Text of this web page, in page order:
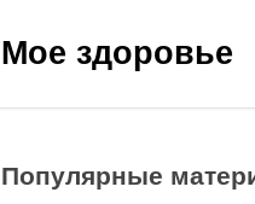
Мое здоровье
Популярные